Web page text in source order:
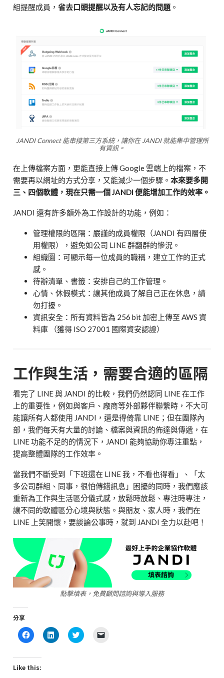
組提醒成員，省去口頭提醒以及有人忘記的問題 。
JANDI Connect 能串接第三方系統，讓你在 JANDI 就能集中管理所
有資訊。
在上傳檔案方面，更能直接上傳 Google 雲端上的檔案，不
需要再以網址的方式分享，又能減少一個步驟。本來要多開
三、四個軟體，現在只需一個 JANDI 便能增加工作的效率。
JANDI 還有許多額外為工作設計的功能，例如：
管理權限的區隔：嚴謹的成員權限（JANDI 有四層使
用權限），避免如公司 LINE 群翻群的慘況。
組織圖：可顯示每一位成員的職稱，建立工作的正式
感。
待辦清單、書籤：安排自己的工作管理。
心情、休假模式：讓其他成員了解自己正在休息，請
勿打擾。
資訊安全：所有資料皆為 256 bit 加密上傳至 AWS 資
料庫 （獲得 ISO 27001 國際資安認證）
工作與生活，需要合適的區隔
看完了 LINE 與 JANDI 的比較，我們仍然認同 LINE 在工作
上的重要性，例如與客戶、廠商等外部夥伴聯繫時，不大可
能讓所有人都使用 JANDI，還是得倚靠 LINE；但在團隊內
部，我們每天有大量的討論、檔案與資訊的佈達與傳遞，在
LINE 功能不足的的情況下，JANDI 能夠協助你專注重點，
提高整體團隊的工作效率。
當我們不斷受到「下班還在 LINE 我，不看也得看」、「太
多公司群組、同事，很怕傳錯訊息」困擾的同時，我們應該
重新為工作與生活區分儀式感，放鬆時放鬆、專注時專注，
讓不同的軟體區分心境與狀態。與朋友、家人時，我們在
LINE 上笑開懷，要談論公事時，就到 JANDI 全力以赴吧！
點擊填表，免費顧問諮詢與導入服務
分享
Click
to
Facebook
(Opens
in
Click
to
Click
to
Like this: